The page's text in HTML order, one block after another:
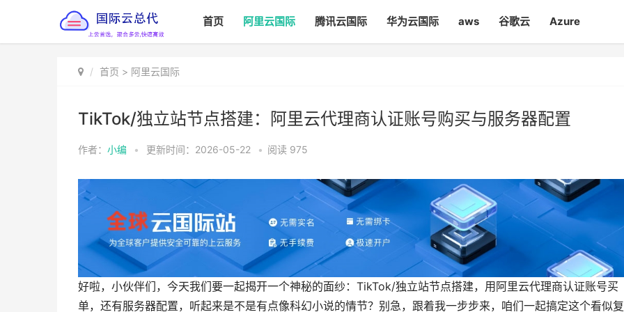
首页 阿里云国际 腾讯云国际 华为云国际 aws 谷歌云 Azure
首页 > 阿里云国际
TikTok/独立站节点搭建：阿里云代理商认证账号购买与服务器配置
作者： 小编 • 更新时间：2026-05-22 • 阅读 975
好啦，小伙伴们，今天我们要一起揭开一个神秘的面纱：TikTok/独立站节点搭建，用阿里云代理商认证账号买
单，还有服务器配置，听起来是不是有点像科幻小说的情节？别急，跟着我一步步来，咱们一起搞定这个看似